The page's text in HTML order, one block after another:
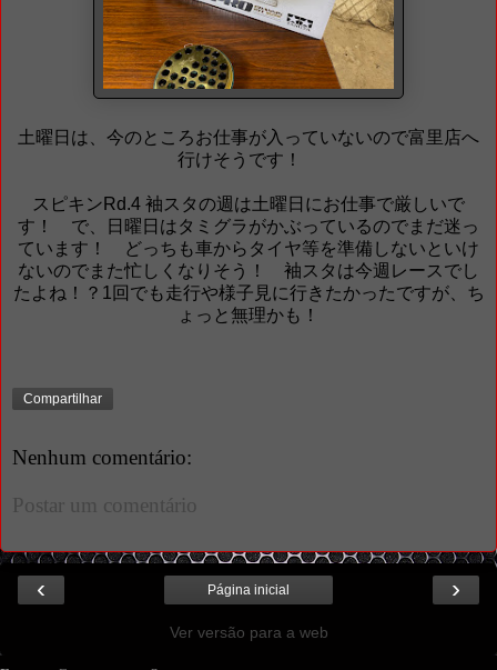
土曜日は、今のところお仕事が入っていないので富里店へ
行けそうです！
スピキンRd.4 袖スタの週は土曜日にお仕事で厳しいで
す！ で、日曜日はタミグラがかぶっているのでまだ迷っ
ています！ どっちも車からタイヤ等を準備しないといけ
ないのでまた忙しくなりそう！ 袖スタは今週レースでし
たよね！？1回でも走行や様子見に行きたかったですが、ち
ょっと無理かも！
Compartilhar
Nenhum comentário:
Postar um comentário
‹ ›
Página inicial
Ver versão para a web